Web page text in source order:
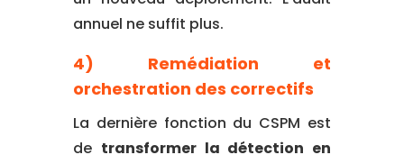
annuel ne suffit plus.
4) Remédiation et
orchestration des correctifs
La dernière fonction du CSPM est
de transformer la détection en